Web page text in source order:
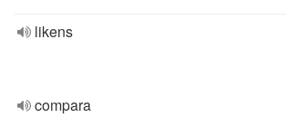
likens
compara